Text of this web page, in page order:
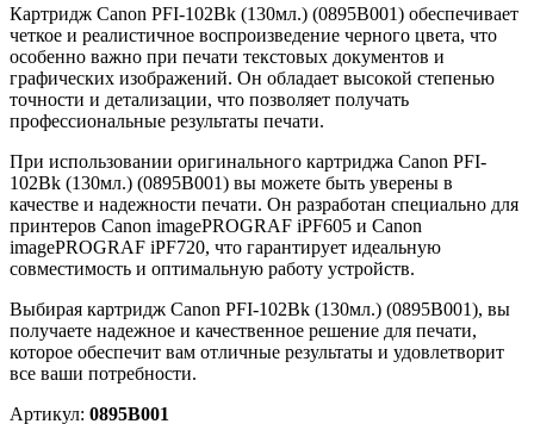
Картридж Canon PFI-102Bk (130мл.) (0895B001) обеспечивает
четкое и реалистичное воспроизведение черного цвета, что
особенно важно при печати текстовых документов и
графических изображений. Он обладает высокой степенью
точности и детализации, что позволяет получать
профессиональные результаты печати.
При использовании оригинального картриджа Canon PFI-
102Bk (130мл.) (0895B001) вы можете быть уверены в
качестве и надежности печати. Он разработан специально для
принтеров Canon imagePROGRAF iPF605 и Canon
imagePROGRAF iPF720, что гарантирует идеальную
совместимость и оптимальную работу устройств.
Выбирая картридж Canon PFI-102Bk (130мл.) (0895B001), вы
получаете надежное и качественное решение для печати,
которое обеспечит вам отличные результаты и удовлетворит
все ваши потребности.
Артикул: 0895B001